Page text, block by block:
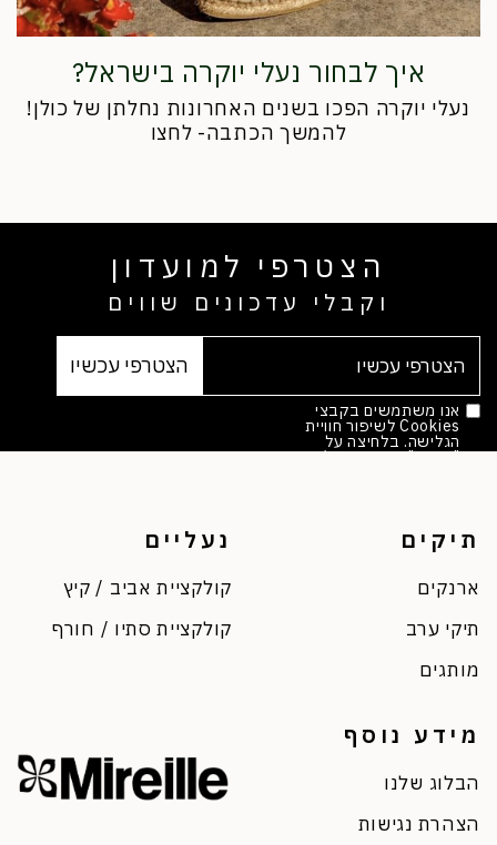
איך לבחור נעלי יוקרה בישראל?
נעלי יוקרה הפכו בשנים האחרונות נחלתן של כולן!
להמשך הכתבה- לחצו
הצטרפי למועדון
וקבלי עדכונים שווים
אנו משתמשים בקבצי
Cookies לשיפור חוויית
הגלישה. בלחיצה על
"אישור" הינך מסכים/ה.
תיקים
ארנקים
תיקי ערב
מותגים
נעליים
קולקציית אביב / קיץ
קולקציית סתיו / חורף
מידע נוסף
הבלוג שלנו
הצהרת נגישות